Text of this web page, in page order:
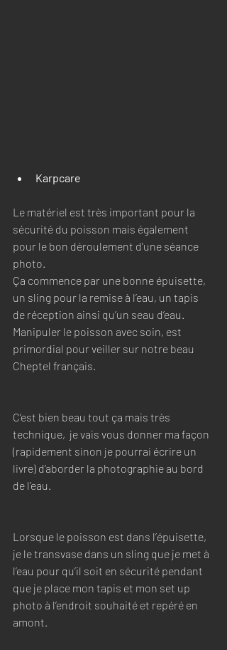
Karpcare
Le matériel est très important pour la
sécurité du poisson mais également
pour le bon déroulement d’une séance
photo.
Ça commence par une bonne épuisette,
un sling pour la remise à l’eau, un tapis
de réception ainsi qu’un seau d’eau.
Manipuler le poisson avec soin, est
primordial pour veiller sur notre beau
Cheptel français.
C’est bien beau tout ça mais très
technique,  je vais vous donner ma façon
(rapidement sinon je pourrai écrire un
livre) d’aborder la photographie au bord
de l’eau.
Lorsque le poisson est dans l’épuisette,
je le transvase dans un sling que je met à
l’eau pour qu’il soit en sécurité pendant
que je place mon tapis et mon set up
photo à l’endroit souhaité et repéré en
amont.